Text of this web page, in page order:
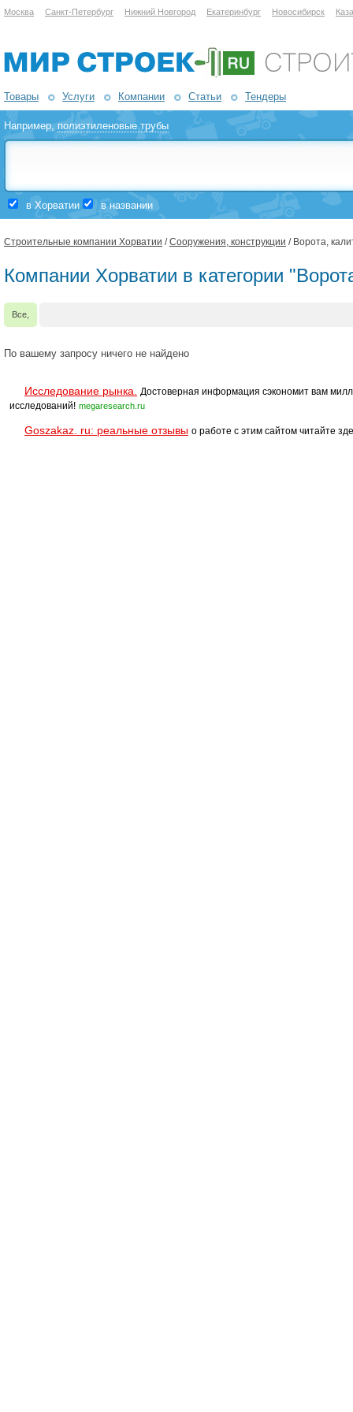
Москва Санкт-Петербург Нижний Новгород Екатеринбург Новосибирск
Товары Услуги Компании Статьи Тендеры
Например,полиэтиленовые трубы
в Хорватии в названии
Строительные компании Хорватии /Сооружения, конструкции / Ворота,
Компании Хорватии в категории
Все,
По вашему запросу ничего не найдено
Исследование рынка.
Достоверная информация сэкономит вам
исследований! megaresearch.ru
Goszakaz. ru: реальные отзывы о работе с этим сайтом читайте